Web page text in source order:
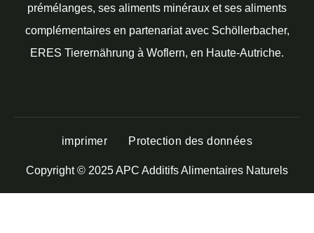
prémélanges, ses aliments minéraux et ses aliments
complémentaires en partenariat avec Schöllerbacher,
ERES Tierernährung à Woflern, en Haute-Autriche.
Copyright © 2025 APC Additifs Alimentaires Naturels
imprimer Protection des données